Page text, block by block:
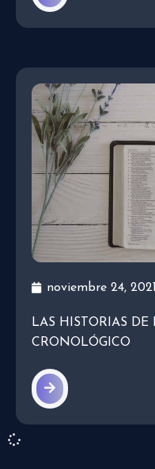
noviembre 24, 2021
LAS HISTORIAS
CRONOLÓGICO